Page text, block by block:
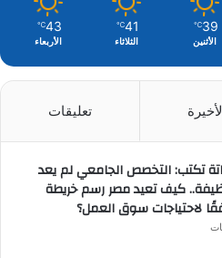
39
℃
الأثنين
41
℃
الثلاثاء
43
℃
الأربعاء
تعليقات
تكتب: التخصص الجامعي لم يعد
كيف تعيد مصر رسم خريطة
لاحتياجات سوق العمل؟